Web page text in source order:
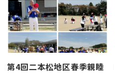
第4回二本松地区春季親睦